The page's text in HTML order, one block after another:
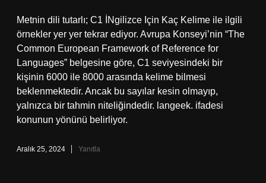
Metnin dili tutarlı; C1 İNgilizce Için Kaç Kelime ile ilgili
örnekler yer yer tekrar ediyor. Avrupa Konseyi’nin “The
Common European Framework of Reference for
Languages” belgesine göre, C1 seviyesindeki bir
kişinin 6000 ile 8000 arasında kelime bilmesi
beklenmektedir. Ancak bu sayılar kesin olmayıp,
yalnızca bir tahmin niteliğindedir. langeek. ifadesi
konunun yönünü belirliyor.
Aralık 25, 2024 Yanıtla